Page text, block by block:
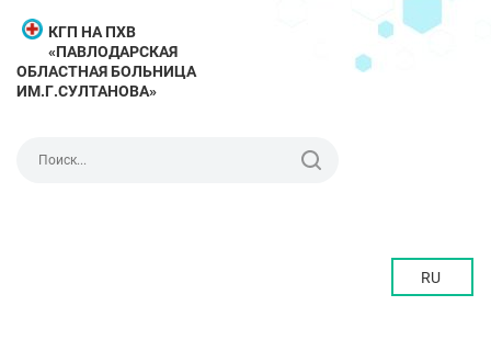
КГП НА ПХВ
«ПАВЛОДАРСКАЯ
ОБЛАСТНАЯ БОЛЬНИЦА
ИМ.Г.СУЛТАНОВА»
RU